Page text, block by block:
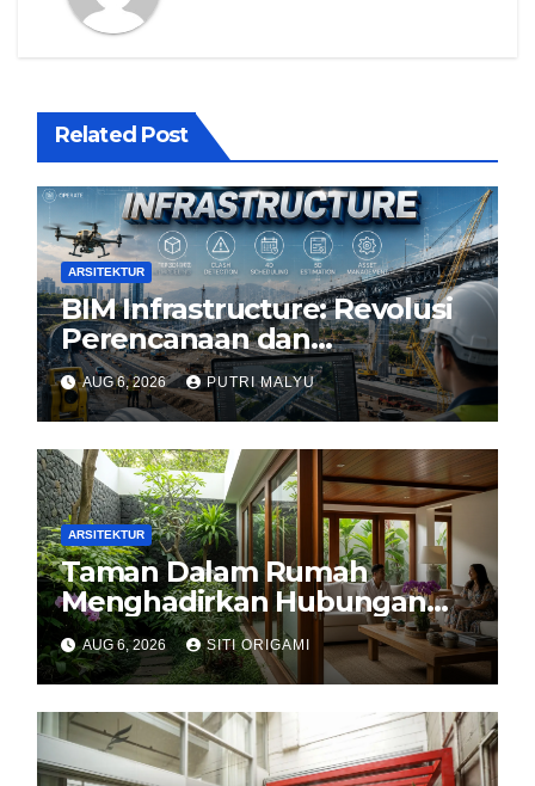
Related Post
ARSITEKTUR
BIM Infrastructure: Revolusi
Perencanaan dan
Pengelolaan Infrastruktur
AUG 6, 2026 PUTRI MALYU
ARSITEKTUR
Taman Dalam Rumah
Menghadirkan Hubungan
Harmonis antara Arsitektur
dan Alam
AUG 6, 2026 SITI ORIGAMI